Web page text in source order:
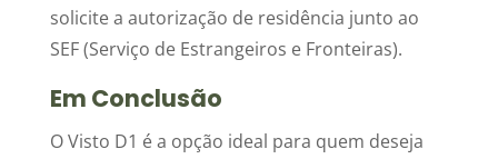
solicite a autorização de residência junto ao
SEF (Serviço de Estrangeiros e Fronteiras).
Em Conclusão
O Visto D1 é a opção ideal para quem deseja